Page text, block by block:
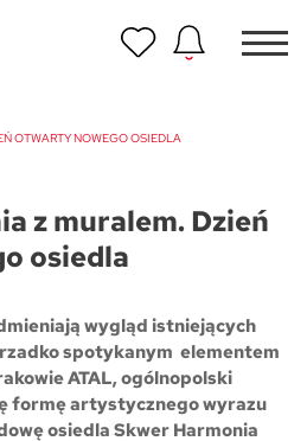
OTWARTY NOWEGO OSIEDLA
z muralem. Dzień
osiedla
wygląd istniejących
spotykanym elementem
ATAL, ogólnopolski
formę artystycznego wyrazu
osiedla Skwer Harmonia
w Poznaniu
Białej
5 000 zł
Szczecinie